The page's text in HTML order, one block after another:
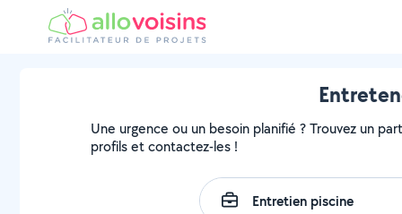
Une urgence ou un besoin planifié ? Trouvez un
profils et contactez-les !